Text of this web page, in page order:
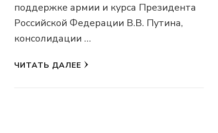
поддержке армии и курса Президента
Российской Федерации В.В. Путина,
консолидации …
ЧИТАТЬ ДАЛЕЕ